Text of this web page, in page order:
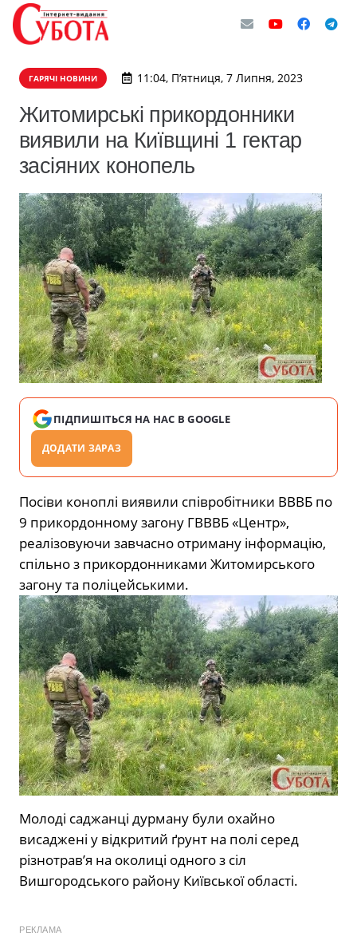
ГАРЯЧІ НОВИНИ 11:04, П’ятниця, 7 Липня, 2023
Житомирські прикордонники
виявили на Київщині 1 гектар
засіяних конопель
ПІДПИШІТЬСЯ НА НАС В GOOGLE
ДОДАТИ ЗАРАЗ
Посіви коноплі виявили співробітники ВВВБ по
9 прикордонному загону ГВВВБ «Центр»,
реалізовуючи завчасно отриману інформацію,
спільно з прикордонниками Житомирського
загону та поліцейськими.
Молоді саджанці дурману були охайно
висаджені у відкритий ґрунт на полі серед
різнотрав’я на околиці одного з сіл
Вишгородського району Київської області.
РЕКЛАМА